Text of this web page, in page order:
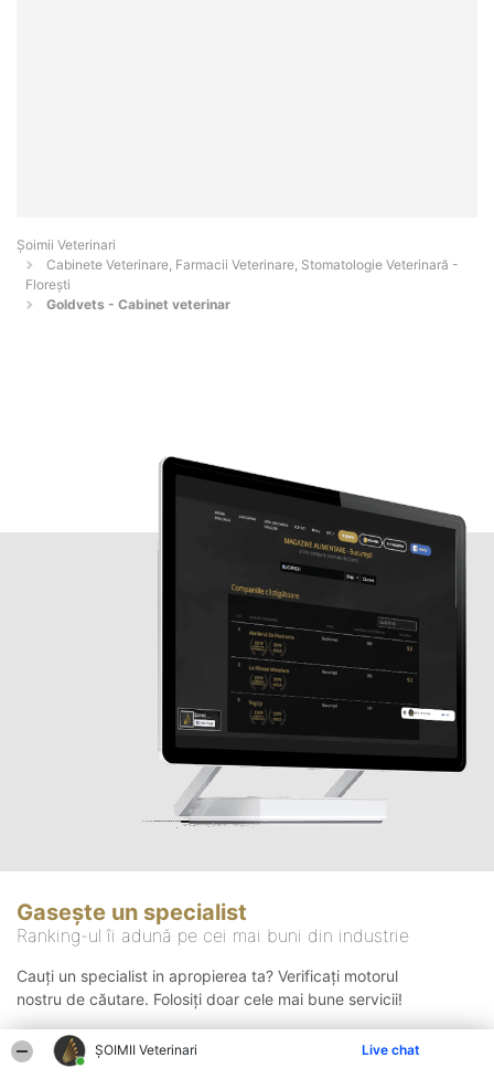
ȘOIMII Veterinari Live chat
Șoimii Veterinari
Cabinete Veterinare, Farmacii Veterinare, Stomatologie Veterinară -
Floreşti
Goldvets - Cabinet veterinar
Gasește un specialist
Ranking-ul îi adună pe cei mai buni din industrie
Cauți un specialist in apropierea ta? Verificați motorul
nostru de căutare. Folosiți doar cele mai bune servicii!